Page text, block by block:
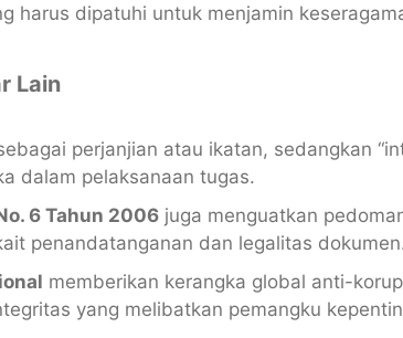
harus dipatuhi untuk menjamin
Lain
perjanjian atau ikatan, sedangkan
dalam pelaksanaan tugas.
6 Tahun 2006 juga menguatkan
penandatanganan dan legalitas
memberikan kerangka global anti-
yang melibatkan pemangku